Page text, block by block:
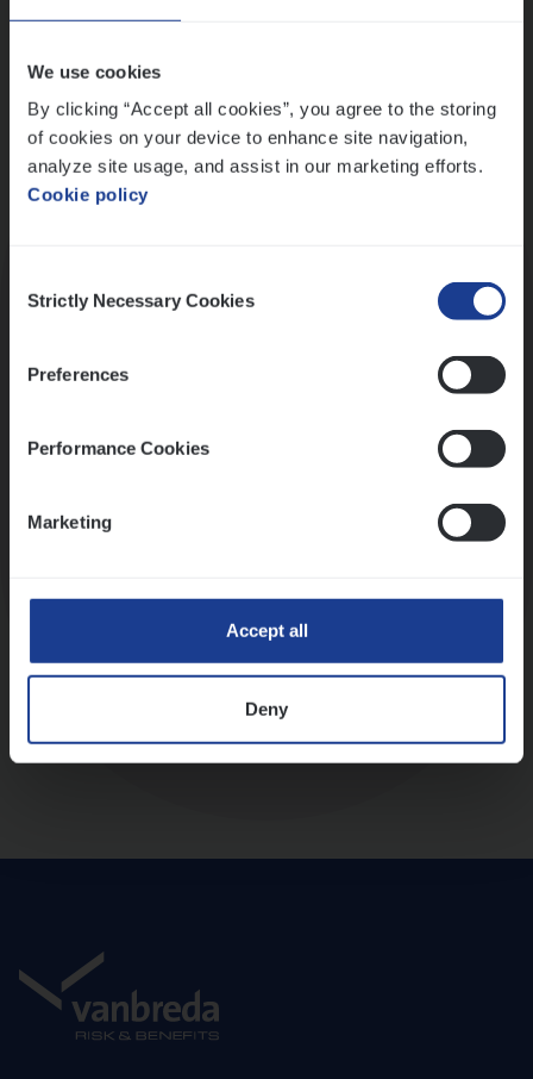
We use cookies
By clicking “Accept all cookies”, you agree to the storing
of cookies on your device to enhance site navigation,
analyze site usage, and assist in our marketing efforts.
Cookie policy
Selection
Strictly Necessary Cookies
Preferences
Performance Cookies
Marketing
Accept all
Deny